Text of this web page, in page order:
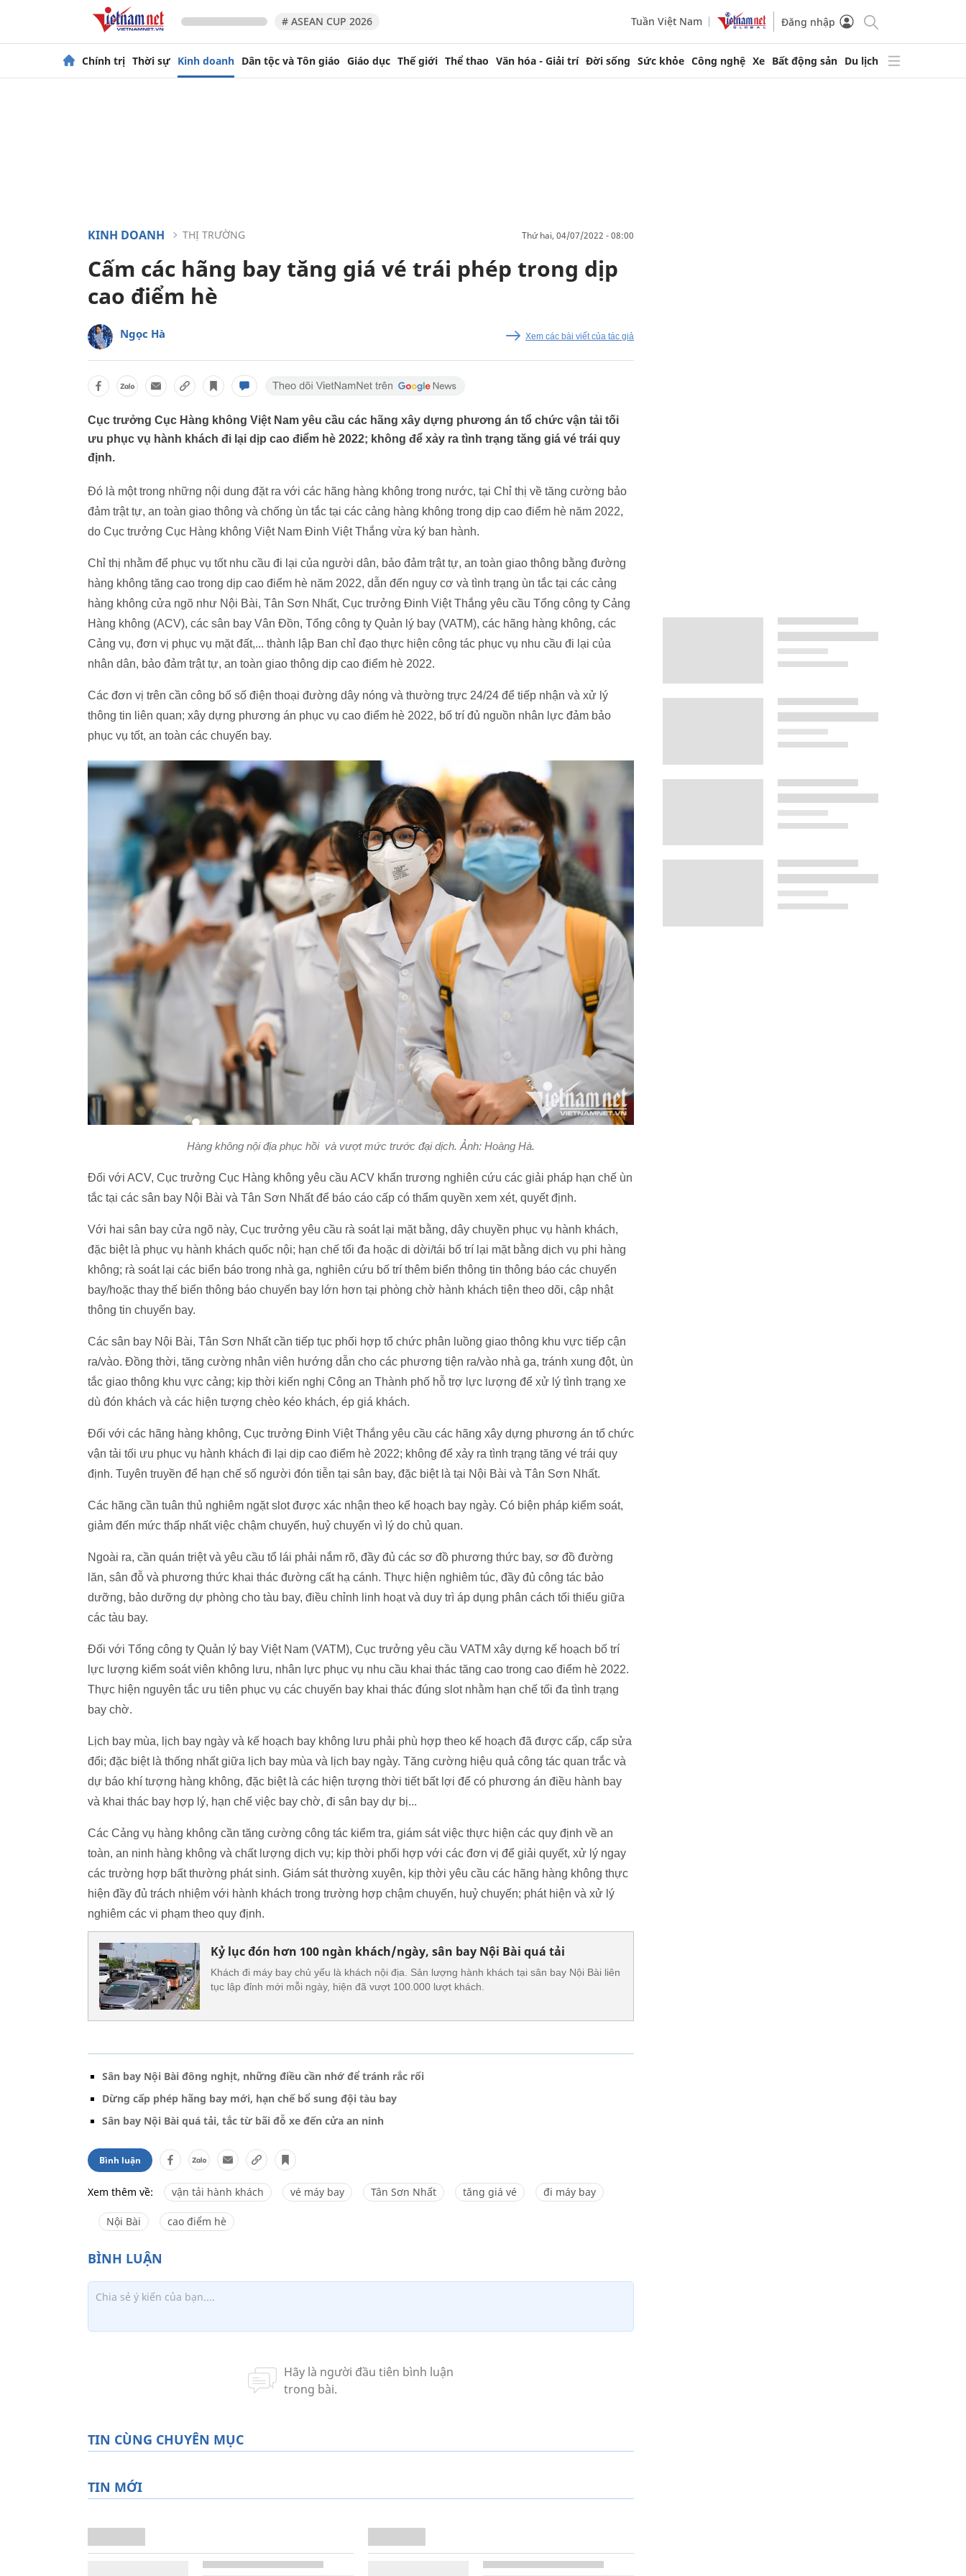
# ASEAN CUP 2026 Tuần Việt Nam Đăng nhập
Chính trị Thời sự Kinh doanh Dân tộc và Tôn giáo Giáo dục Thế giới Thể thao Văn hóa - Giải trí Đời sống Sức khỏe Công nghệ Xe Bất động sản Du lịch
KINH DOANH THỊ TRƯỜNG thứ hai, 04/07/2022 - 08:00
Cấm các hãng bay tăng giá vé trái phép trong dịp
cao điểm hè
Ngọc Hà Xem các bài viết của tác giả
Cục trưởng Cục Hàng không Việt Nam yêu cầu các hãng xây dựng phương án tổ chức vận tải tối
ưu phục vụ hành khách đi lại dịp cao điểm hè 2022; không để xảy ra tình trạng tăng giá vé trái quy
định.
Đó là một trong những nội dung đặt ra với các hãng hàng không trong nước, tại Chỉ thị về tăng cường bảo
đảm trật tự, an toàn giao thông và chống ùn tắc tại các cảng hàng không trong dịp cao điểm hè năm 2022,
do Cục trưởng Cục Hàng không Việt Nam Đinh Việt Thắng vừa ký ban hành.
Chỉ thị nhằm để phục vụ tốt nhu cầu đi lại của người dân, bảo đảm trật tự, an toàn giao thông bằng đường
hàng không tăng cao trong dịp cao điểm hè năm 2022, dẫn đến nguy cơ và tình trạng ùn tắc tại các cảng
hàng không cửa ngõ như Nội Bài, Tân Sơn Nhất, Cục trưởng Đinh Việt Thắng yêu cầu Tổng công ty Cảng
Hàng không (ACV), các sân bay Vân Đồn, Tổng công ty Quản lý bay (VATM), các hãng hàng không, các
Cảng vụ, đơn vị phục vụ mặt đất,... thành lập Ban chỉ đạo thực hiện công tác phục vụ nhu cầu đi lại của
nhân dân, bảo đảm trật tự, an toàn giao thông dịp cao điểm hè 2022.
Các đơn vị trên cần công bố số điện thoại đường dây nóng và thường trực 24/24 để tiếp nhận và xử lý
thông tin liên quan; xây dựng phương án phục vụ cao điểm hè 2022, bố trí đủ nguồn nhân lực đảm bảo
phục vụ tốt, an toàn các chuyến bay.
Hàng không nội địa phục hồi và vượt mức trước đại dịch. Ảnh: Hoàng Hà.
Đối với ACV, Cục trưởng Cục Hàng không yêu cầu ACV khẩn trương nghiên cứu các giải pháp hạn chế ùn
tắc tại các sân bay Nội Bài và Tân Sơn Nhất để báo cáo cấp có thẩm quyền xem xét, quyết định.
Với hai sân bay cửa ngõ này, Cục trưởng yêu cầu rà soát lại mặt bằng, dây chuyền phục vụ hành khách,
đặc biệt là phục vụ hành khách quốc nội; hạn chế tối đa hoặc di dời/tái bố trí lại mặt bằng dịch vụ phi hàng
không; rà soát lại các biển báo trong nhà ga, nghiên cứu bố trí thêm biển thông tin thông báo các chuyến
bay/hoặc thay thế biển thông báo chuyến bay lớn hơn tại phòng chờ hành khách tiện theo dõi, cập nhật
thông tin chuyến bay.
Các sân bay Nội Bài, Tân Sơn Nhất cần tiếp tục phối hợp tổ chức phân luồng giao thông khu vực tiếp cận
ra/vào. Đồng thời, tăng cường nhân viên hướng dẫn cho các phương tiện ra/vào nhà ga, tránh xung đột, ùn
tắc giao thông khu vực cảng; kịp thời kiến nghị Công an Thành phố hỗ trợ lực lượng để xử lý tình trạng xe
dù đón khách và các hiện tượng chèo kéo khách, ép giá khách.
Đối với các hãng hàng không, Cục trưởng Đinh Việt Thắng yêu cầu các hãng xây dựng phương án tổ chức
vận tải tối ưu phục vụ hành khách đi lại dịp cao điểm hè 2022; không để xảy ra tình trạng tăng vé trái quy
định. Tuyên truyền để hạn chế số người đón tiễn tại sân bay, đặc biệt là tại Nội Bài và Tân Sơn Nhất.
Các hãng cần tuân thủ nghiêm ngặt slot được xác nhận theo kế hoạch bay ngày. Có biện pháp kiểm soát,
giảm đến mức thấp nhất việc chậm chuyến, huỷ chuyến vì lý do chủ quan.
Ngoài ra, cần quán triệt và yêu cầu tổ lái phải nắm rõ, đầy đủ các sơ đồ phương thức bay, sơ đồ đường
lăn, sân đỗ và phương thức khai thác đường cất hạ cánh. Thực hiện nghiêm túc, đầy đủ công tác bảo
dưỡng, bảo dưỡng dự phòng cho tàu bay, điều chỉnh linh hoạt và duy trì áp dụng phân cách tối thiểu giữa
các tàu bay.
Đối với Tổng công ty Quản lý bay Việt Nam (VATM), Cục trưởng yêu cầu VATM xây dựng kế hoạch bố trí
lực lượng kiểm soát viên không lưu, nhân lực phục vụ nhu cầu khai thác tăng cao trong cao điểm hè 2022.
Thực hiện nguyên tắc ưu tiên phục vụ các chuyến bay khai thác đúng slot nhằm hạn chế tối đa tình trạng
bay chờ.
Lịch bay mùa, lịch bay ngày và kế hoạch bay không lưu phải phù hợp theo kế hoạch đã được cấp, cấp sửa
đổi; đặc biệt là thống nhất giữa lịch bay mùa và lịch bay ngày. Tăng cường hiệu quả công tác quan trắc và
dự báo khí tượng hàng không, đặc biệt là các hiện tượng thời tiết bất lợi để có phương án điều hành bay
và khai thác bay hợp lý, hạn chế việc bay chờ, đi sân bay dự bị...
Các Cảng vụ hàng không cần tăng cường công tác kiểm tra, giám sát việc thực hiện các quy định về an
toàn, an ninh hàng không và chất lượng dịch vụ; kịp thời phối hợp với các đơn vị để giải quyết, xử lý ngay
các trường hợp bất thường phát sinh. Giám sát thường xuyên, kịp thời yêu cầu các hãng hàng không thực
hiện đầy đủ trách nhiệm với hành khách trong trường hợp chậm chuyến, huỷ chuyến; phát hiện và xử lý
nghiêm các vi phạm theo quy định.
Kỷ lục đón hơn 100 ngàn khách/ngày, sân bay Nội Bài quá tải
Khách đi máy bay chủ yếu là khách nội địa. Sản lượng hành khách tại sân bay Nội Bài liên
tục lập đỉnh mới mỗi ngày, hiện đã vượt 100.000 lượt khách.
Sân bay Nội Bài đông nghịt, những điều cần nhớ để tránh rắc rối
Dừng cấp phép hãng bay mới, hạn chế bổ sung đội tàu bay
Sân bay Nội Bài quá tải, tắc từ bãi đỗ xe đến cửa an ninh
Bình luận
Xem thêm về: vận tải hành khách vé máy bay Tân Sơn Nhất tăng giá vé đi máy bay
Nội Bài cao điểm hè
TIN CÙNG CHUYÊN MỤC
TIN MỚI